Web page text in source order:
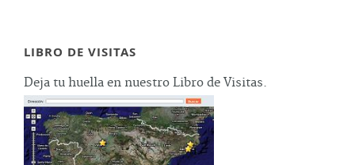
LIBRO DE VISITAS
Deja tu huella en nuestro Libro de Visitas.